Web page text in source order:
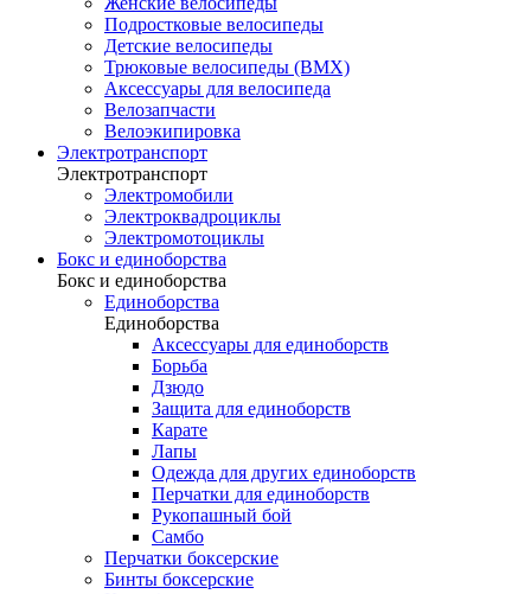
Подростковые велосипеды
Детские велосипеды
Трюковые велосипеды (BMX)
Аксессуары для велосипеда
Велозапчасти
Велоэкипировка
Электротранспорт
Электротранспорт
Электромобили
Электроквадроциклы
Электромотоциклы
Бокс и единоборства
Бокс и единоборства
Единоборства
Единоборства
Аксессуары для единоборств
Борьба
Дзюдо
Защита для единоборств
Карате
Лапы
Одежда для других единоборств
Перчатки для единоборств
Рукопашный бой
Самбо
Перчатки боксерские
Бинты боксерские